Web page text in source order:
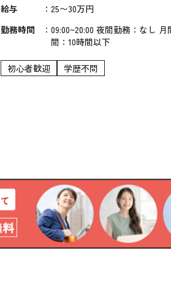
給与
： 25〜30万円
勤務時間
： 09:00~20:00 夜間勤務：なし
間：10時間以下
初心者歓迎 学歴不問